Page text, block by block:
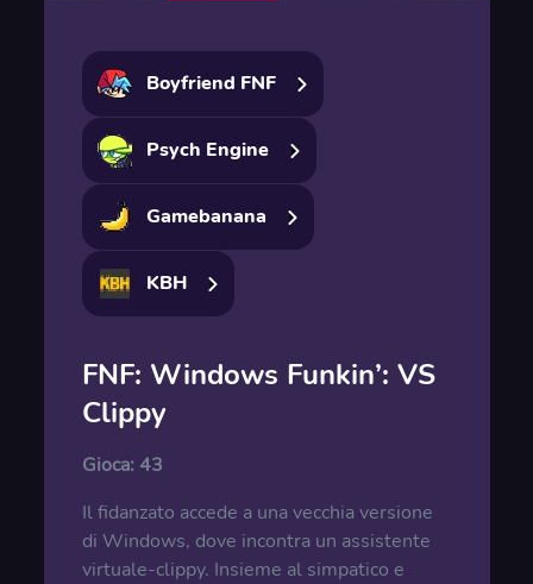
Boyfriend FNF
Psych Engine
Gamebanana
KBH
FNF: Windows Funkin’: VS
Clippy
Gioca: 43
Il fidanzato accede a una vecchia versione
di Windows, dove incontra un assistente
virtuale-clippy. Insieme al simpatico e